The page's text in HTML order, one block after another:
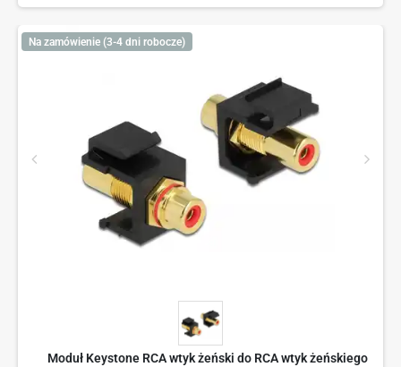
Na zamówienie (3-4 dni robocze)
Moduł Keystone RCA wtyk żeński do RCA wtyk żeńskiego